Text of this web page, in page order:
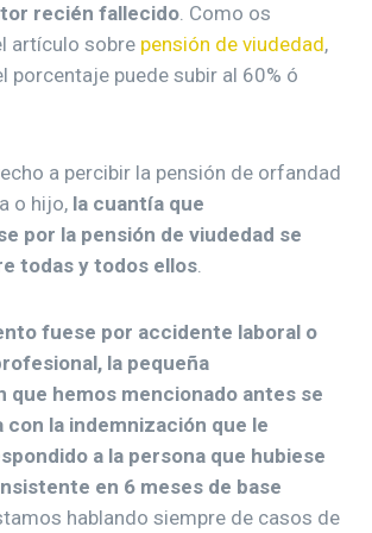
recién fallecido . Como os
artículo sobre pensión de viudedad,
porcentaje puede subir al 60% ó
a percibir la pensión de orfandad
o hijo, la cuantía que
por la pensión de viudedad se
todas y todos ellos
fuese por accidente laboral o
la pequeña
que hemos mencionado antes se
la indemnización que le
a la persona que hubiese
en 6 meses de base
hablando siempre de casos de